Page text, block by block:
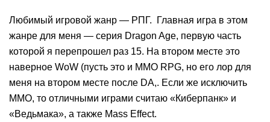
Любимый игровой жанр — РПГ. Главная игра в этом
жанре для меня — серия Dragon Age, первую часть
которой я перепрошел раз 15. На втором месте это
наверное WoW (пусть это и MMO RPG, но его лор для
меня на втором месте после DA,. Если же исключить
ММО, то отличными играми считаю «Киберпанк» и
«Ведьмака», а также Mass Effect.